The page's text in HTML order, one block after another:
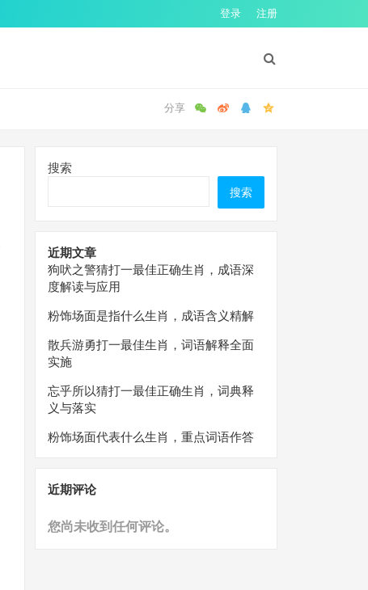
登录 注册
搜索
搜索
近期文章
狗吠之警猜打一最佳正确生肖，成语深
度解读与应用
粉饰场面是指什么生肖，成语含义精解
散兵游勇打一最佳生肖，词语解释全面
实施
忘乎所以猜打一最佳正确生肖，词典释
义与落实
粉饰场面代表什么生肖，重点词语作答
近期评论
您尚未收到任何评论。